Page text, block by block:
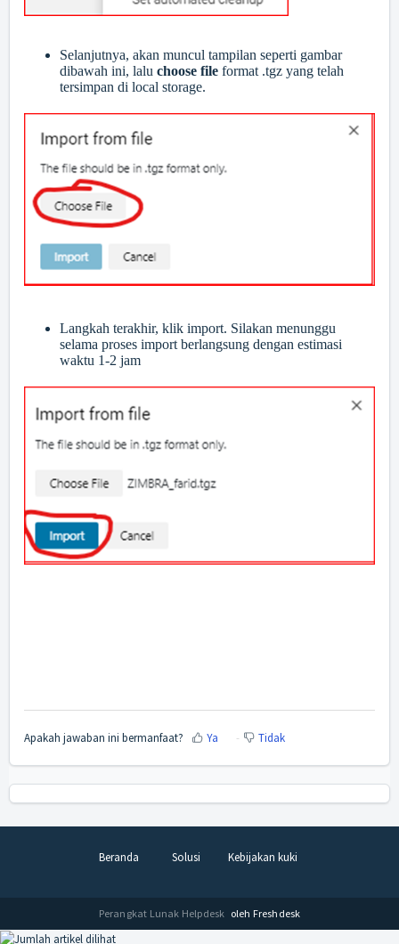
Selanjutnya, akan muncul tampilan seperti gambar
dibawah ini, lalu choose file format .tgz yang telah
tersimpan di local storage.
Langkah terakhir, klik import. Silakan menunggu
selama proses import berlangsung dengan estimasi
waktu 1-2 jam
Apakah jawaban ini bermanfaat? Ya Tidak
Beranda Solusi Kebijakan kuki
Perangkat Lunak Helpdesk oleh Freshdesk